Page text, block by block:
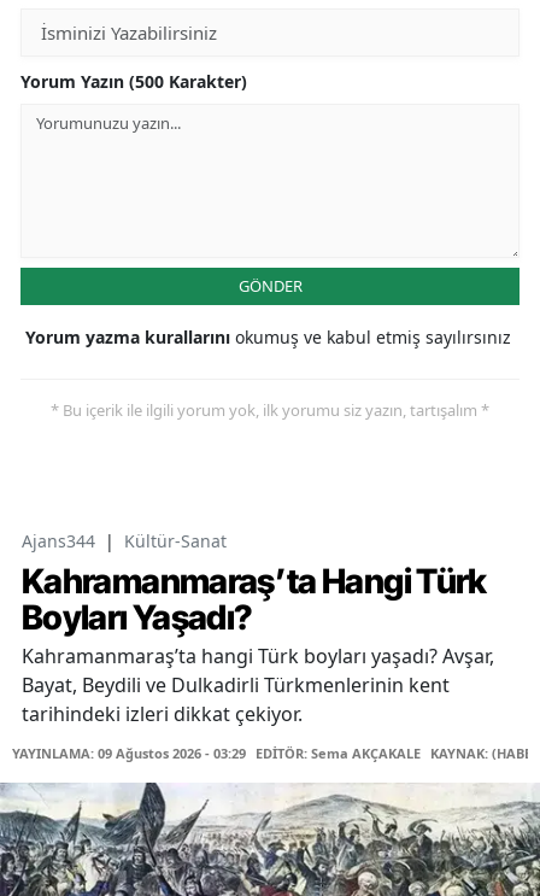
Yorum Yazın (500 Karakter)
GÖNDER
Yorum yazma kurallarını okumuş ve kabul etmiş sayılırsınız
* Bu içerik ile ilgili yorum yok, ilk yorumu siz yazın, tartışalım *
Ajans344 | Kültür-Sanat
Kahramanmaraş’ta Hangi Türk
Boyları Yaşadı?
Kahramanmaraş’ta hangi Türk boyları yaşadı? Avşar,
Bayat, Beydili ve Dulkadirli Türkmenlerinin kent
tarihindeki izleri dikkat çekiyor.
YAYINLAMA: 09 Ağustos 2026 - 03:29 EDİTÖR: Sema AKÇAKALE KAYNAK: